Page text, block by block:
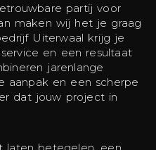
partij voor
maken wij het je graag
Uiterwaal krijg je
en een resultaat
jarenlange
aanpak en een scherpe
dat jouw project in
laten betegelen, een